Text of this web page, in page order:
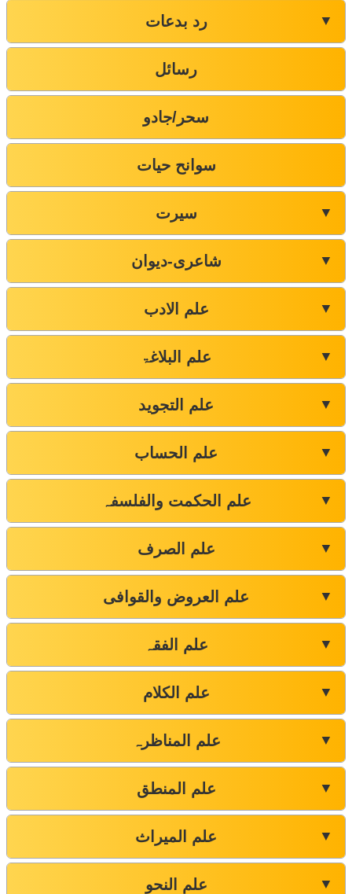
رد بدعات ▼
رسائل
سحر/جادو
سوانح حیات
سیرت ▼
شاعری-دیوان ▼
علم الادب ▼
علم البلاغۃ ▼
علم التجوید ▼
علم الحساب ▼
علم الحکمت والفلسفہ ▼
علم الصرف ▼
علم العروض والقوافی ▼
علم الفقہ ▼
علم الکلام ▼
علم المناظرہ ▼
علم المنطق ▼
علم المیراث ▼
علم النحو ▼